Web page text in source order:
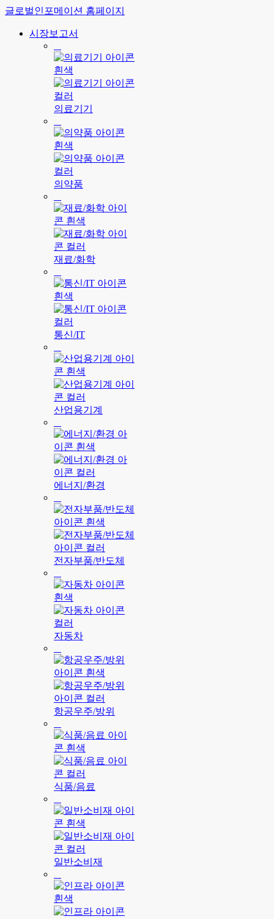
글로벌인포메이션 홈페이지
시장보고서
의료기기
의약품
재료/화학
통신/IT
산업용기계
에너지/환경
전자부품/반도체
자동차
항공우주/방위
식품/음료
일반소비재